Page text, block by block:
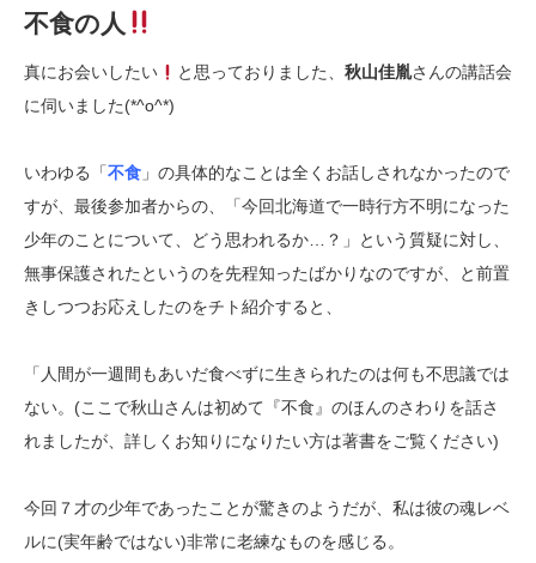
不食の人
真にお会いしたい と思っておりました、 秋山佳胤さんの講話会
に伺いました(*^o^*)
いわゆる「不食 」の具体的なことは全くお話しされなかったので
すが、最後参加者からの、「今回北海道で一時行方不明になった
少年のことについて、どう思われるか…？」という質疑に対し、
無事保護されたというのを先程知ったばかりなのですが、と前置
きしつつお応えしたのをチト紹介すると、
「人間が一週間もあいだ食べずに生きられたのは何も不思議では
ない。(ここで秋山さんは初めて『不食』のほんのさわりを話さ
れましたが、詳しくお知りになりたい方は著書をご覧ください)
今回７才の少年であったことが驚きのようだが、私は彼の魂レベ
ルに(実年齢ではない)非常に老練なものを感じる。